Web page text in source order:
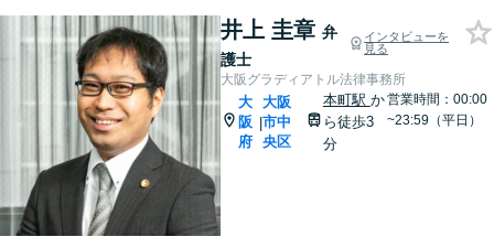
井上 圭章 弁
護士
インタビューを
見る
大阪グラディアトル法律事務所
大
阪
府
|
大阪
市中
央区
本町駅 か
ら徒歩3
分
営業時間：00:00
~23:59（平日）